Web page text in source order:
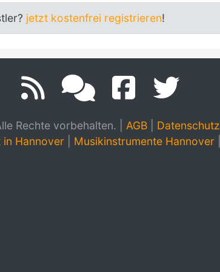
jetzt kostenfrei registrieren!
Rechte vorbehalten. AGB| Datenschutz
Hannover Musikinstrumente Hannover